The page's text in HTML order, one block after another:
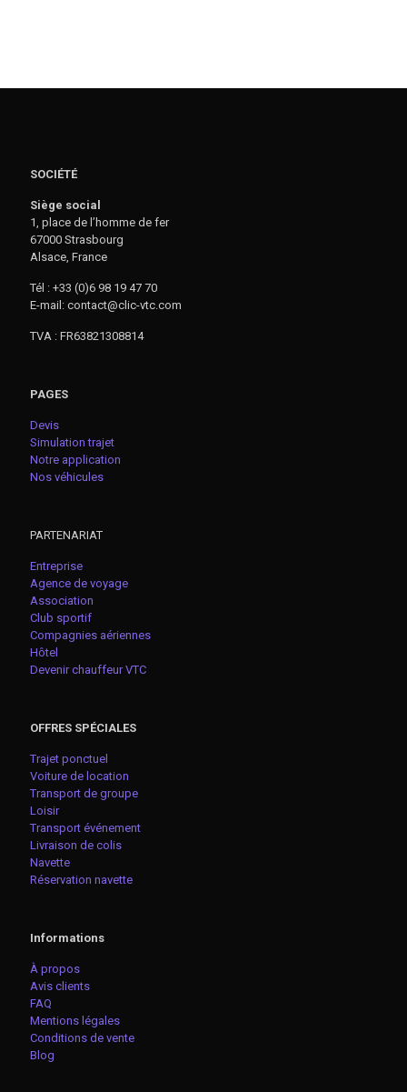
SOCIÉTÉ
Siège social
1, place de l’homme de fer
67000 Strasbourg
Alsace, France
Tél : +33 (0)6 98 19 47 70
E-mail: contact@clic-vtc.com
TVA : FR63821308814
PAGES
Devis
Simulation trajet
Notre application
Nos véhicules
PARTENARIAT
Entreprise
Agence de voyage
Association
Club sportif
Compagnies aériennes
Hôtel
Devenir chauffeur VTC
OFFRES SPÉCIALES
Trajet ponctuel
Voiture de location
Transport de groupe
Loisir
Transport événement
Livraison de colis
Navette
Réservation navette
Informations
À propos
Avis clients
FAQ
Mentions légales
Conditions de vente
Blog